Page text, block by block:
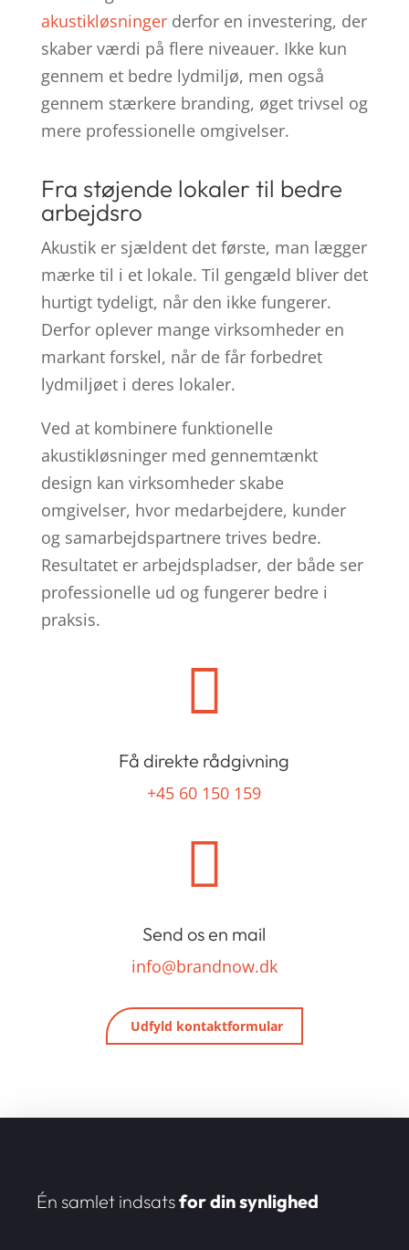
akustikløsninger derfor en investering, der
skaber værdi på flere niveauer. Ikke kun
gennem et bedre lydmiljø, men også
gennem stærkere branding, øget trivsel og
mere professionelle omgivelser.
Fra støjende lokaler til bedre
arbejdsro
Akustik er sjældent det første, man lægger
mærke til i et lokale. Til gengæld bliver det
hurtigt tydeligt, når den ikke fungerer.
Derfor oplever mange virksomheder en
markant forskel, når de får forbedret
lydmiljøet i deres lokaler.
Ved at kombinere funktionelle
akustikløsninger med gennemtænkt
design kan virksomheder skabe
omgivelser, hvor medarbejdere, kunder
og samarbejdspartnere trives bedre.
Resultatet er arbejdspladser, der både ser
professionelle ud og fungerer bedre i
praksis.

Få direkte rådgivning
+45 60 150 159

Send os en mail
info@brandnow.dk
Udfyld kontaktformular
Én samlet indsatsfor din synlighed